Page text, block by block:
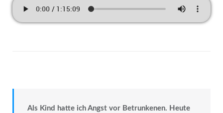
Als Kind hatte ich Angst vor Betrunkenen. Heute